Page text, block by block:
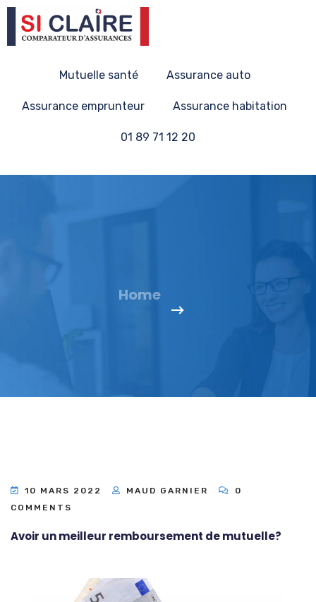
Mutuelle santé Assurance auto
Assurance emprunteur Assurance habitation
01 89 71 12 20
Home
10 MARS 2022 MAUD GARNIER
0
COMMENTS
Avoir un meilleur remboursement de mutuelle?